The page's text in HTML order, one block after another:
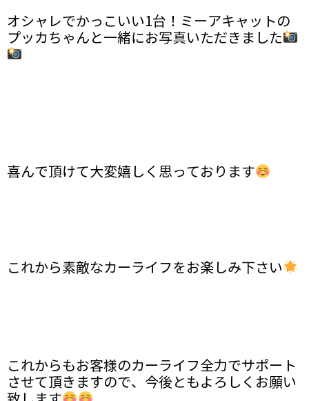
オシャレでかっこいい1台！ミーアキャットの
プッカちゃんと一緒にお写真いただきました
喜んで頂けて大変嬉しく思っております
これから素敵なカーライフをお楽しみ下さい
これからもお客様のカーライフ全力でサポート
させて頂きますので、今後ともよろしくお願い